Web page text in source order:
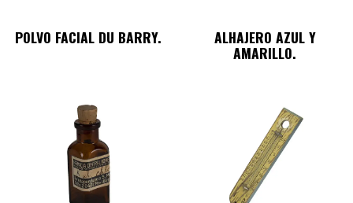
POLVO FACIAL DU BARRY. ALHAJERO AZUL Y
AMARILLO.